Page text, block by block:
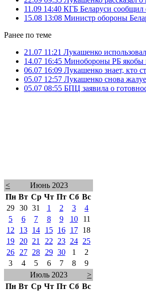
11.09 14:40 КГБ Беларуси сообщил
15.08 13:08 Министр обороны
Ранее по теме
21.07 11:21 Лукашенко
14.07 16:45 Минобороны РБ якобы
06.07 16:09 Лукашенко знает, кто
05.07 12:57 Лукашенко снова
05.07 08:55 БПЦ заявила о
<
Июнь 2023
Пн Вт Ср Чт Пт Сб Вс
29 30 31 1 2 3
4
5
6 7 8 9 10
11
12
13 14 15 16 17
18
19
20 21 22 23 24
25
26
27 28 29 30 1
2
3
4 5 6 7 8
9
Июль 2023
>
Пн Вт Ср Чт Пт Сб Вс